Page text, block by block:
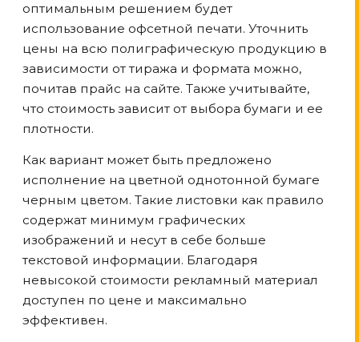
оптимальным решением будет
использование офсетной печати. Уточнить
цены на всю полиграфическую продукцию в
зависимости от тиража и формата можно,
почитав прайс на сайте. Также учитывайте,
что стоимость зависит от выбора бумаги и ее
плотности.
Как вариант может быть предложено
исполнение на цветной однотонной бумаге
черным цветом. Такие листовки как правило
содержат минимум графических
изображений и несут в себе больше
текстовой информации. Благодаря
невысокой стоимости рекламный материал
доступен по цене и максимально
эффективен.